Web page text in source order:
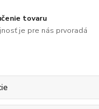
tovaru
je pre nás prvoradá